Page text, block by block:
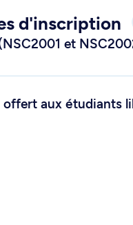
d'inscription
et
offert aux étudiants